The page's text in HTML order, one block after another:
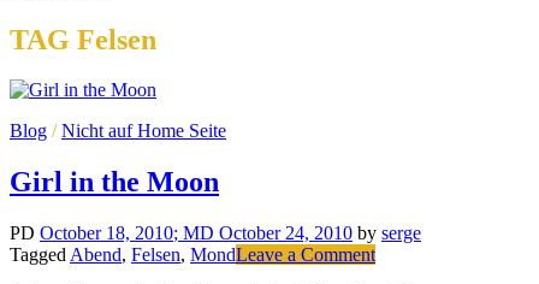
Parking
TAG Felsen
Blog /Nicht auf Home Seite
Girl in the Moon
PD October 18, 2010; MD October 24, 2010 by serge
Tagged Abend, Felsen, MondLeave a Comment